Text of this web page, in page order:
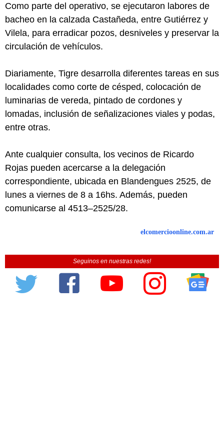
Como parte del operativo, se ejecutaron labores de
bacheo en la calzada Castañeda, entre Gutiérrez y
Vilela, para erradicar pozos, desniveles y preservar la
circulación de vehículos.
Diariamente, Tigre desarrolla diferentes tareas en sus
localidades como corte de césped, colocación de
luminarias de vereda, pintado de cordones y
lomadas, inclusión de señalizaciones viales y podas,
entre otras.
Ante cualquier consulta, los vecinos de Ricardo
Rojas pueden acercarse a la delegación
correspondiente, ubicada en Blandengues 2525, de
lunes a viernes de 8 a 16hs. Además, pueden
comunicarse al 4513–2525/28.
elcomercioonline.com.ar
Seguinos en nuestras redes!